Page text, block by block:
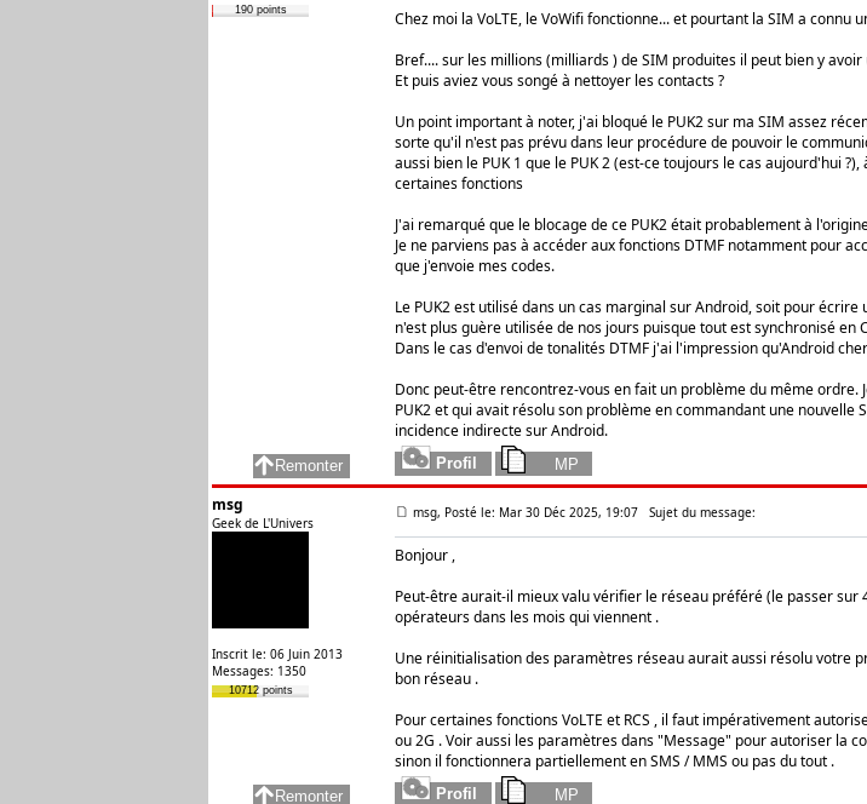
190 points
Chez moi la VoLTE, le VoWifi fonctionne... et pourtant la SIM a connu
Bref.... sur les millions (milliards ) de SIM produites il peut bien y
Et puis aviez vous songé à nettoyer les contacts ?
Un point important à noter, j'ai bloqué le PUK2 sur ma SIM assez
sorte qu'il n'est pas prévu dans leur procédure de pouvoir le
aussi bien le PUK 1 que le PUK 2 (est-ce toujours le cas aujourd'hui
certaines fonctions
J'ai remarqué que le blocage de ce PUK2 était probablement à
Je ne parviens pas à accéder aux fonctions DTMF notamment pour
que j'envoie mes codes.
Le PUK2 est utilisé dans un cas marginal sur Android, soit pour
n'est plus guère utilisée de nos jours puisque tout est synchronisé en
Dans le cas d'envoi de tonalités DTMF j'ai l'impression qu'Android
Donc peut-être rencontrez-vous en fait un problème du même
PUK2 et qui avait résolu son problème en commandant une
incidence indirecte sur Android.
msg
Geek de L'Univers
Inscrit le: 06 Juin 2013
Messages: 1350
10712 points
msg, Posté le: Mar 30 Déc 2025, 19:07 Sujet du message:
Bonjour ,
Peut-être aurait-il mieux valu vérifier le réseau préféré (le passer
opérateurs dans les mois qui viennent .
Une réinitialisation des paramètres réseau aurait aussi résolu votre
bon réseau .
Pour certaines fonctions VoLTE et RCS , il faut impérativement
ou 2G . Voir aussi les paramètres dans "Message" pour autoriser la
sinon il fonctionnera partiellement en SMS / MMS ou pas du tout .